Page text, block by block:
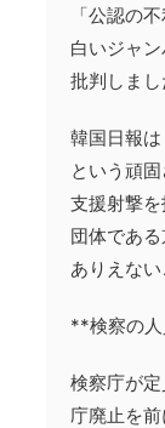
「公認の
白いジャ
批判しまし
韓国日報
という頑
支援射撃
団体であ
ありえない
**検察の
検察庁が
庁廃止を